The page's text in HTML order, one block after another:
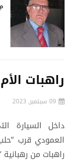
راهبات
09 سبتمبر, 2023
داخل السيارة
العمودي قرب
راهبات من